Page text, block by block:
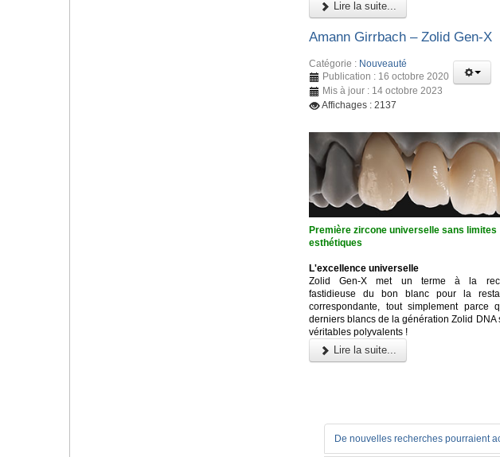
Lire la suite...
Amann Girrbach – Zolid Gen-X
Catégorie : Nouveauté
Publication : 16 octobre 2020
Mis à jour : 14 octobre 2023
Affichages : 2137
Première zircone universelle sans limites
esthétiques
L'excellence universelle
Zolid Gen-X met un terme à la
fastidieuse du bon blanc pour la
correspondante, tout simplement parce
derniers blancs de la génération Zolid DNA
véritables polyvalents !
Lire la suite...
De nouvelles recherches pourraient